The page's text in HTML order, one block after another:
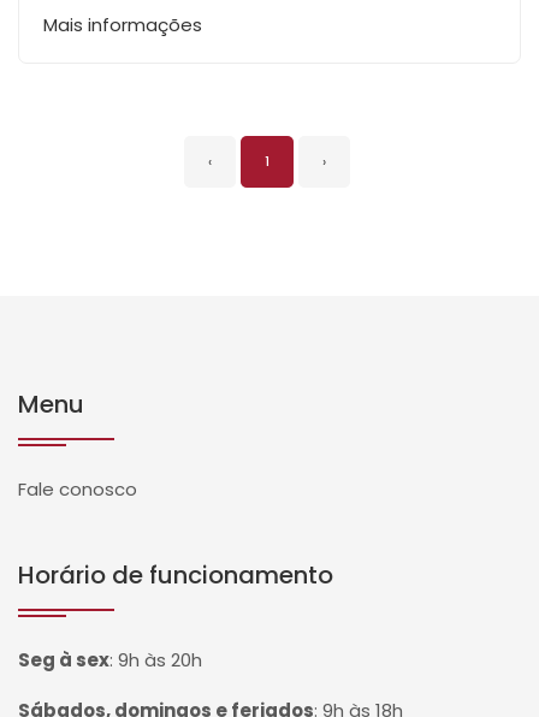
Mais informações
‹ 1 ›
Menu
Fale conosco
Horário de funcionamento
Seg à sex: 9h às 20h
Sábados, domingos e feriados: 9h às 18h